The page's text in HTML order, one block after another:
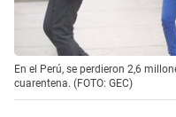
En el Perú, se perdieron 2,6
cuarentena. (FOTO: GEC)